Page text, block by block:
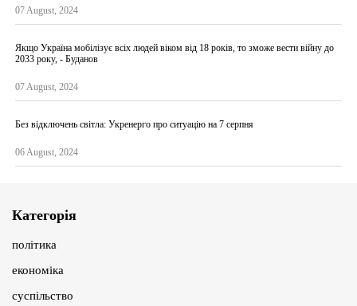
07 August, 2024
Якщо Україна мобілізує всіх людей віком від 18 років, то зможе вести війну до
2033 року, - Буданов
07 August, 2024
Без відключень світла: Укренерго про ситуацію на 7 серпня
06 August, 2024
Категорія
політика
економіка
суспільство